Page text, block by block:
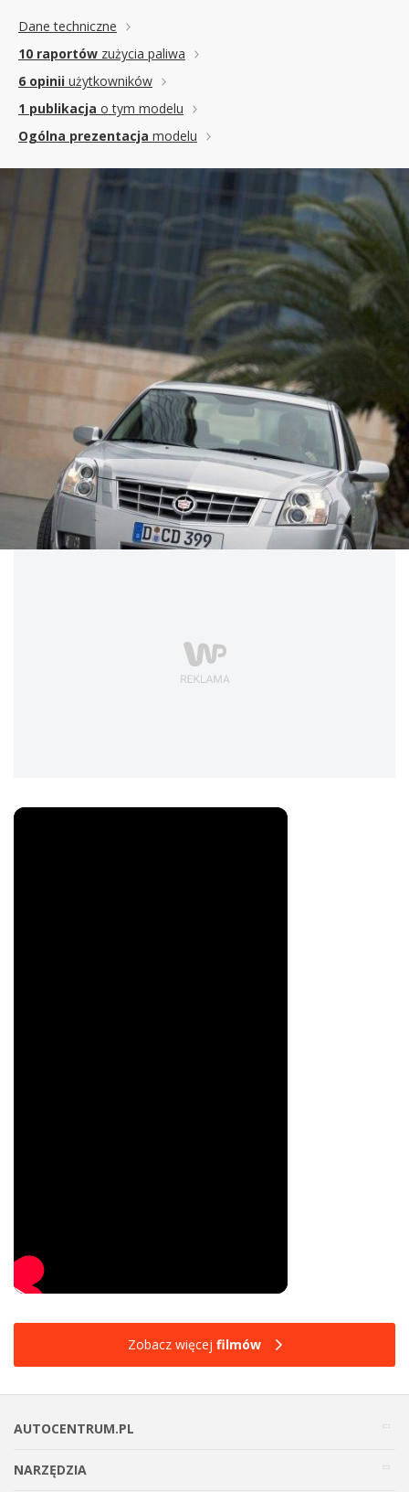
Dane techniczne
10 raportów zużycia paliwa
6 opinii użytkowników
1 publikacja o tym modelu
Ogólna prezentacja modelu
Zobacz więcej filmów
AUTOCENTRUM.PL
NARZĘDZIA